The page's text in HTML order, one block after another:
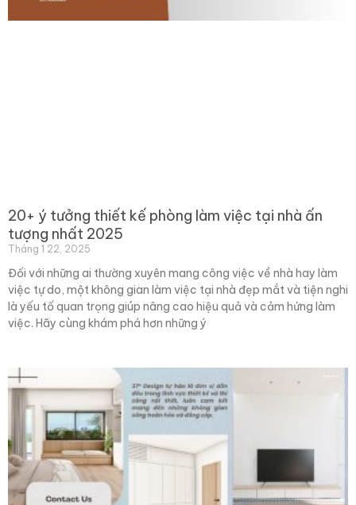
20+ ý tưởng thiết kế phòng làm việc tại nhà ấn
tượng nhất 2025
Tháng 1 22, 2025
Đối với những ai thường xuyên mang công việc về nhà hay làm
việc tự do, một không gian làm việc tại nhà đẹp mắt và tiện nghi
là yếu tố quan trọng giúp nâng cao hiệu quả và cảm hứng làm
việc. Hãy cùng khám phá hơn những ý